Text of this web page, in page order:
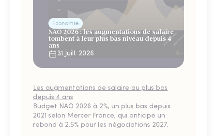
Économie
NAO 2026 : les augmentations de salaire
tombent à leur plus bas niveau depuis 4
ans
31 Juill. 2026
Les augmentations de salaire au plus bas
depuis 4 ans
Budget NAO 2026 à 2%, un plus bas depuis
2021 selon Mercer France, qui anticipe un
rebond à 2,5% pour les négociations 2027.